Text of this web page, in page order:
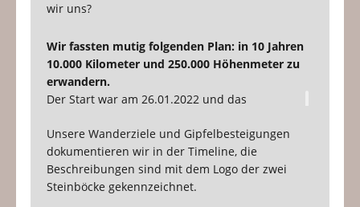
wir uns?
Wir fassten mutig folgenden Plan: in 10 Jahren
10.000 Kilometer und 250.000 Höhenmeter zu
erwandern.
Der Start war am 26.01.2022 und das
Michaels 75. Geburtstag.
Unsere Wanderziele und Gipfelbesteigungen
dokumentieren wir in der Timeline, die
Beschreibungen sind mit dem Logo der zwei
Steinböcke gekennzeichnet.